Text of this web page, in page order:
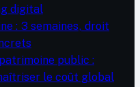
digital
: 3 semaines, droit
public :
le coût global